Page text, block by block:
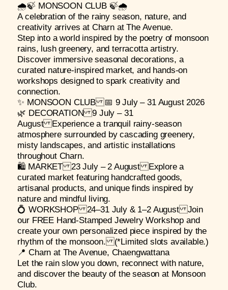
🌧️🍃 MONSOON CLUB 🍃🌧️
A celebration of the rainy season, nature, and
creativity arrives at Charn at The Avenue.
Step into a world inspired by the poetry of monsoon
rains, lush greenery, and terracotta artistry.
Discover immersive seasonal decorations, a
curated nature-inspired market, and hands-on
workshops designed to spark creativity and
connection.
✨ MONSOON CLUB 📅 9 July – 31 August 2026
🌿 DECORATION 9 July – 31
August Experience a tranquil rainy-season
atmosphere surrounded by cascading greenery,
misty landscapes, and artistic installations
throughout Charn.
🛍️ MARKET 23 July – 2 August Explore a
curated market featuring handcrafted goods,
artisanal products, and unique finds inspired by
nature and mindful living.
💍 WORKSHOP 24–31 July & 1–2 August Join
our FREE Hand-Stamped Jewelry Workshop and
create your own personalized piece inspired by the
rhythm of the monsoon. (*Limited slots available.)
📍 Charn at The Avenue, Chaengwattana
Let the rain slow you down, reconnect with nature,
and discover the beauty of the season at Monsoon
Club.